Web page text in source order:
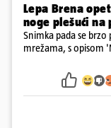
Lepa Brena
noge plešući na
Snimka pada se
mrežama, s opisom
Srećom, pjevačica
osmijehom nastavila